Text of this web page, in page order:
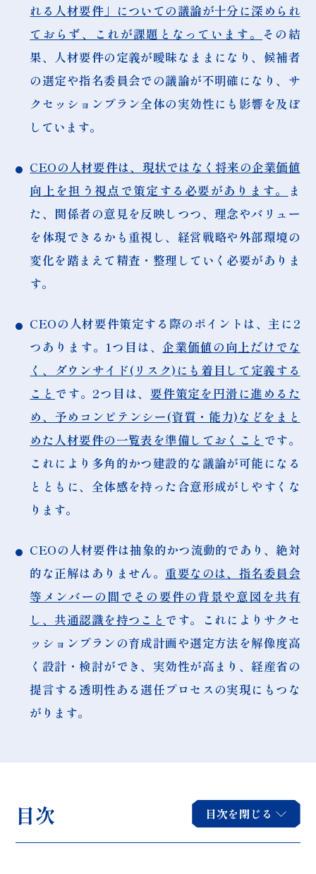
れる人材要件」についての議論が十分に深められ
ておらず、これが課題となっています。
その結
果、人材要件の定義が曖昧なままになり、候補者
の選定や指名委員会での議論が不明確になり、サ
クセッションプラン全体の実効性にも影響を及ぼ
しています。
CEOの人材要件は、現状ではなく将来の企業価値
向上を担う視点で策定する必要があります。
ま
た、関係者の意見を反映しつつ、理念やバリュー
を体現できるかも重視し、経営戦略や外部環境の
変化を踏まえて精査・整理していく必要がありま
す。
CEOの人材要件策定する際のポイントは、主に2
つあります。1つ目は、 企業価値の向上だけでな
く、ダウンサイド(リスク)にも着目して定義する
こと です。2つ目は、 要件策定を円滑に進めるた
め、予めコンピテンシー(資質・能力)などをまと
めた人材要件の一覧表を準備しておくこと です。
これにより多角的かつ建設的な議論が可能になる
とともに、全体感を持った合意形成がしやすくな
ります。
CEOの人材要件は抽象的かつ流動的であり、絶対
的な正解はありません。 重要なのは、指名委員会
等メンバーの間でその要件の背景や意図を共有
し、共通認識を持つこと です。これによりサクセ
ッションプランの育成計画や選定方法を解像度高
く設計・検討ができ、実効性が高まり、経産省の
提言する透明性ある選任プロセスの実現にもつな
がります。
目次 目次を閉じる